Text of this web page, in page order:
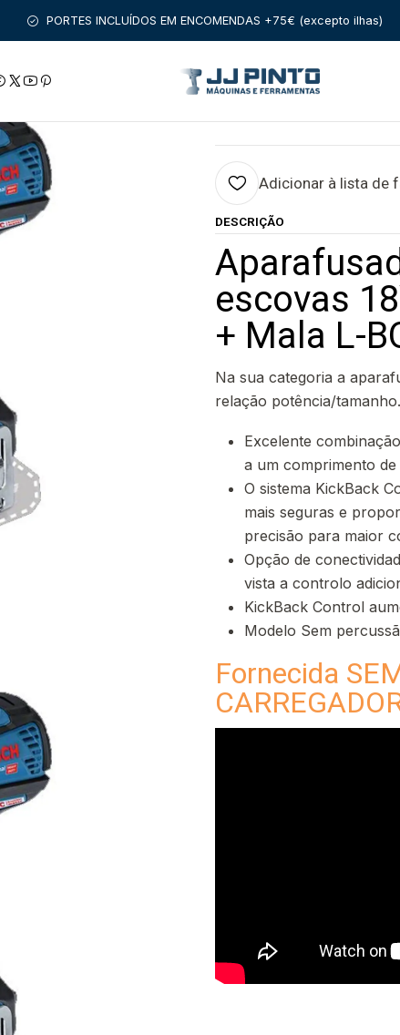
PORTES INCLUÍDOS EM ENCOMENDAS +75€ (excepto ilhas)
SEM FIO BOSCH PROFISSIONAL APARAFUSADORAS
Berbequim sem escovas 18V GSR 18V-60 C
Aparafusadora
Adicionar à lista de
DESCRIÇÃO
escovas
+ Mala L-
Na sua categoria a
relação potência/tamanho.
Excelente
a um comprimento
O sistema KickBack
mais seguras e
precisão para maior
Opção de
vista a controlo
KickBack Control
Modelo Sem
Fornecida